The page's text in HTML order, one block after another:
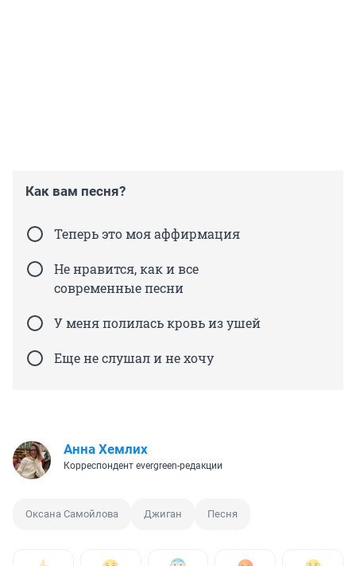
Как вам песня?
Теперь это моя аффирмация
Не нравится, как и все
современные песни
У меня полилась кровь из ушей
Еще не слушал и не хочу
Анна Хемлих
Корреспондент evergreen-редакции
Оксана Самойлова Джиган Песня